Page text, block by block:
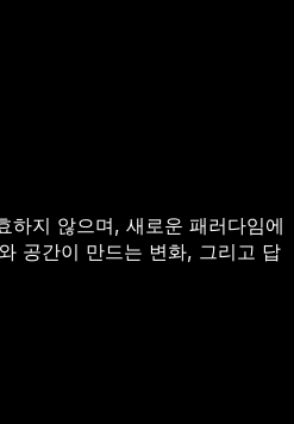
지 않으며, 새로운 패러다임에
공간이 만드는 변화, 그리고 답